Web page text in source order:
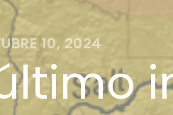
10, 2024